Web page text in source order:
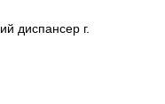
диспансер г.